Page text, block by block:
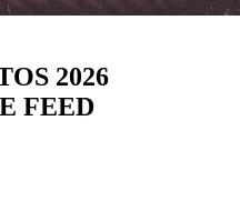
2026
FEED